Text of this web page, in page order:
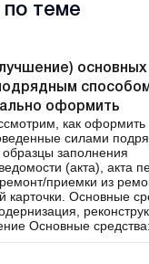
по теме
основных
оформить
как оформить
силами
заполнения
(акта), акта
приемки из
карточки. Основные
Основные средства: